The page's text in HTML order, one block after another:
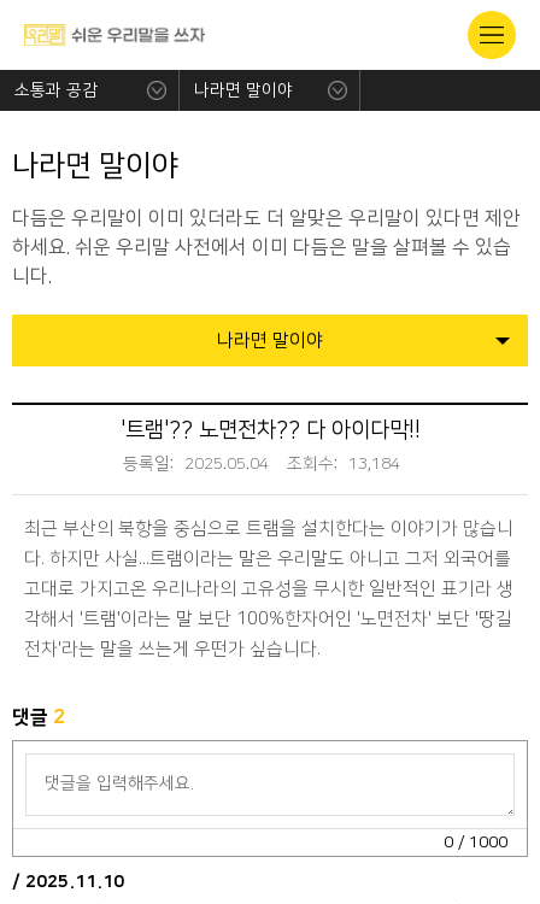
소통과 공감 나라면 말이야
나라면 말이야
다듬은 우리말이 이미 있더라도 더 알맞은 우리말이 있다면 제안
하세요. 쉬운 우리말 사전에서 이미 다듬은 말을 살펴볼 수 있습
니다.
나라면 말이야
'트램'?? 노면전차?? 다 아이다막!!
등록일: 2025.05.04 조회수: 13,184
최근 부산의 북항을 중심으로 트램을 설치한다는 이야기가 많습니
다. 하지만 사실...트램이라는 말은 우리말도 아니고 그저 외국어를
고대로 가지고온 우리나라의 고유성을 무시한 일반적인 표기라 생
각해서 '트램'이라는 말 보단 100%한자어인 '노면전차' 보단 '땅길
전차'라는 말을 쓰는게 우떤가 싶습니다.
댓글 2
0 / 1000
/ 2025.11.10